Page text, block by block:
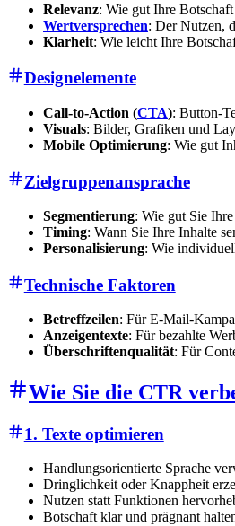
Relevanz: Wie gut Ihre
Wertversprechen: Der Nutzen,
Klarheit: Wie leicht Ihre
Designelemente
Call-to-Action (CTA): Button-
Visuals: Bilder, Grafiken und
Mobile Optimierung: Wie gut
Zielgruppenansprache
Segmentierung: Wie gut Sie
Timing: Wann Sie Ihre Inhalte
Personalisierung: Wie
Technische Faktoren
Betreffzeilen: Für E-Mail-
Anzeigentexte: Für bezahlte
Überschriftenqualität: Für
Wie Sie die CTR
1. Texte optimieren
Handlungsorientierte Sprache
Dringlichkeit oder Knappheit
Nutzen statt Funktionen
Botschaft klar und prägnant